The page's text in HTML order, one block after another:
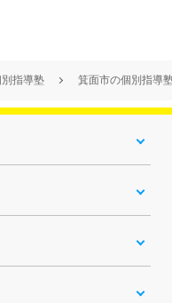
指導塾 箕面市の個別指導